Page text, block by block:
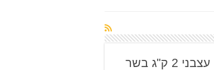
מבצע השבוע בג'וליה בעיר: שלישי עצבני 2 ק"ג בשר